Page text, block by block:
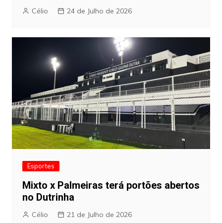
Célio 24 de Julho de 2026
Esportes
Mixto x Palmeiras terá portões abertos
no Dutrinha
Célio 21 de Julho de 2026